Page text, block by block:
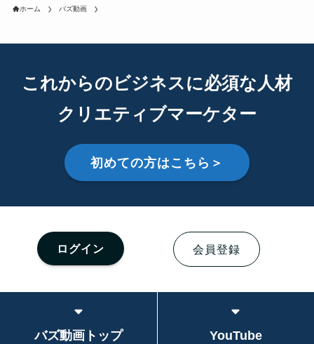
ホーム バズ動画
これからのビジネスに必須な人材
クリエティブマーケター
初めての方はこちら＞
ログイン 会員登録
バズ動画トップ YouTube